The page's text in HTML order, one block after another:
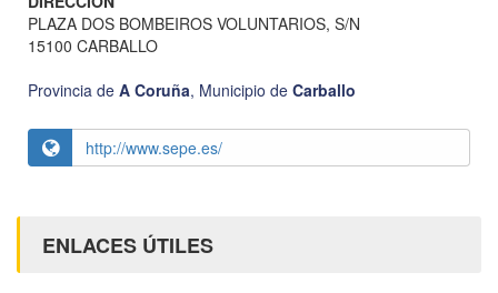
PLAZA DOS BOMBEIROS VOLUNTARIOS, S/N
15100 CARBALLO
Provincia de A Coruña, Municipio de Carballo
http://www.sepe.es/
ENLACES ÚTILES